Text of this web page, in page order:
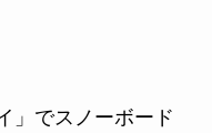
」でスノーボード